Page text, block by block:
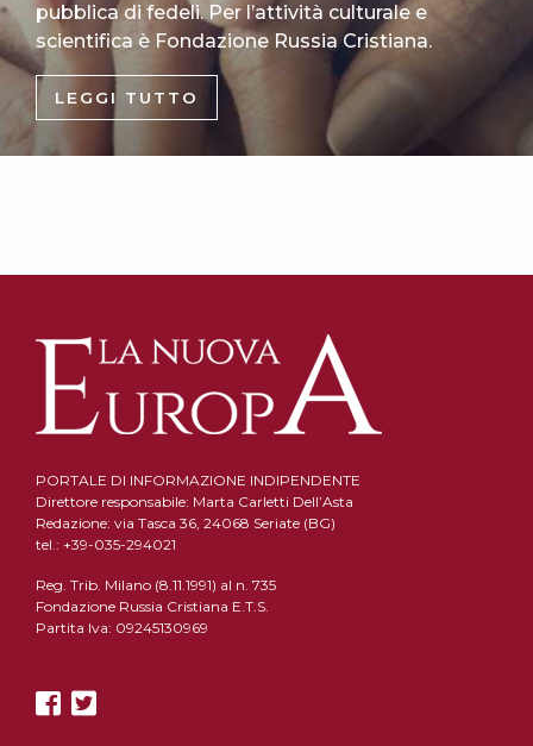
pubblica di fedeli. Per l’attività culturale e
scientifica è Fondazione Russia Cristiana.
LEGGI TUTTO
PORTALE DI INFORMAZIONE INDIPENDENTE
Direttore responsabile: Marta Carletti Dell’Asta
Redazione: via Tasca 36, 24068 Seriate (BG)
tel.: +39-035-294021
Reg. Trib. Milano (8.11.1991) al n. 735
Fondazione Russia Cristiana E.T.S.
Partita Iva: 09245130969